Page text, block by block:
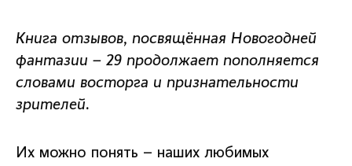
Книга отзывов, посвящённая Новогодней
фантазии – 29 продолжает пополняется
словами восторга и признательности
зрителей.
Их можно понять – наших любимых